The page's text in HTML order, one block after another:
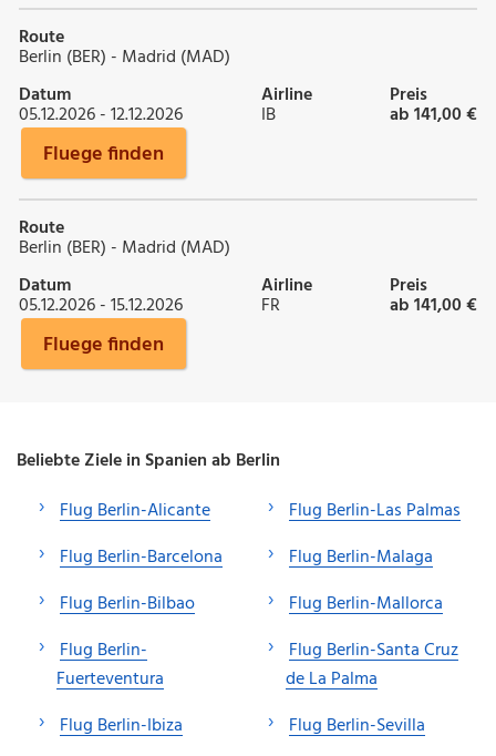
Route
Berlin (BER) - Madrid (MAD)
Datum
05.12.2026 - 12.12.2026
Airline
IB
Preis
ab 141,00 €
Fluege finden
Route
Berlin (BER) - Madrid (MAD)
Datum
05.12.2026 - 15.12.2026
Airline
FR
Preis
ab 141,00 €
Fluege finden
Beliebte Ziele in Spanien ab Berlin
Flug Berlin-Alicante
Flug Berlin-Barcelona
Flug Berlin-Bilbao
Flug Berlin-
Fuerteventura
Flug Berlin-Ibiza
Flug Berlin-Las Palmas
Flug Berlin-Malaga
Flug Berlin-Mallorca
Flug Berlin-Santa Cruz
de La Palma
Flug Berlin-Sevilla